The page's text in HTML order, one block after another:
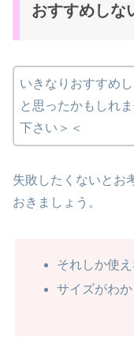
おすすめしな
いきなりおすすめ
と思ったかもしれ
下さい＞＜
失敗したくないとお
おきましょう。
それしか使
サイズがわ